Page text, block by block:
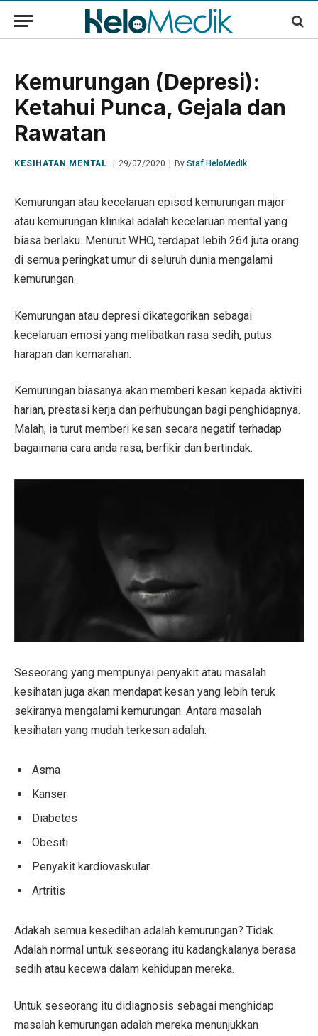
Kemurungan (Depresi):
Ketahui Punca, Gejala dan
Rawatan
KESIHATAN MENTAL 29/07/2020 By Staf HeloMedik
Kemurungan atau kecelaruan episod kemurungan major
atau kemurungan klinikal adalah kecelaruan mental yang
biasa berlaku. Menurut WHO, terdapat lebih 264 juta orang
di semua peringkat umur di seluruh dunia mengalami
kemurungan.
Kemurungan atau depresi dikategorikan sebagai
kecelaruan emosi yang melibatkan rasa sedih, putus
harapan dan kemarahan.
Kemurungan biasanya akan memberi kesan kepada aktiviti
harian, prestasi kerja dan perhubungan bagi penghidapnya.
Malah, ia turut memberi kesan secara negatif terhadap
bagaimana cara anda rasa, berfikir dan bertindak.
Seseorang yang mempunyai penyakit atau masalah
kesihatan juga akan mendapat kesan yang lebih teruk
sekiranya mengalami kemurungan. Antara masalah
kesihatan yang mudah terkesan adalah:
Asma
Kanser
Diabetes
Obesiti
Penyakit kardiovaskular
Artritis
Adakah semua kesedihan adalah kemurungan? Tidak.
Adalah normal untuk seseorang itu kadangkalanya berasa
sedih atau kecewa dalam kehidupan mereka.
Untuk seseorang itu didiagnosis sebagai menghidap
masalah kemurungan adalah mereka menunjukkan